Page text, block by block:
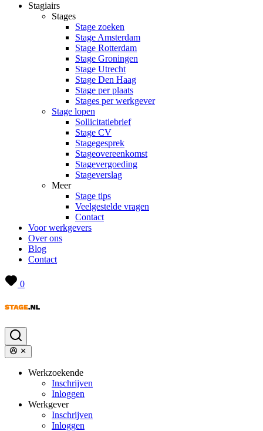
Stagiairs
Stages
Stage zoeken
Stage Amsterdam
Stage Rotterdam
Stage Groningen
Stage Utrecht
Stage Den Haag
Stage per plaats
Stages per werkgever
Stage lopen
Sollicitatiebrief
Stage CV
Stagegesprek
Stageovereenkomst
Stagevergoeding
Stageverslag
Meer
Stage tips
Veelgestelde vragen
Contact
Voor werkgevers
Over ons
Blog
Contact
0
Werkzoekende
Inschrijven
Inloggen
Werkgever
Inschrijven
Inloggen